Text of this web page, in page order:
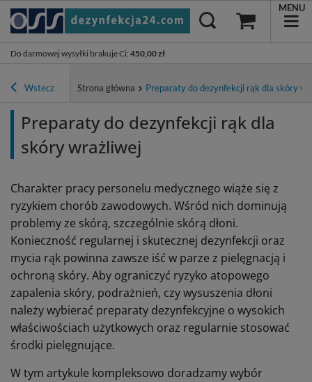
Do darmowej wysyłki brakuje Ci: 450,00 zł
MENU
Wstecz Strona główna Preparaty do dezynfekcji rąk dla skóry
Preparaty do dezynfekcji rąk dla
skóry wrażliwej
Charakter pracy personelu medycznego wiąże się z
ryzykiem chorób zawodowych. Wśród nich dominują
problemy ze skórą, szczególnie skórą dłoni.
Konieczność regularnej i skutecznej dezynfekcji oraz
mycia rąk powinna zawsze iść w parze z pielęgnacją i
ochroną skóry. Aby ograniczyć ryzyko atopowego
zapalenia skóry, podrażnień, czy wysuszenia dłoni
należy wybierać preparaty dezynfekcyjne o wysokich
właściwościach użytkowych oraz regularnie stosować
środki pielęgnujące.
W tym artykule kompleksowo doradzamy wybór